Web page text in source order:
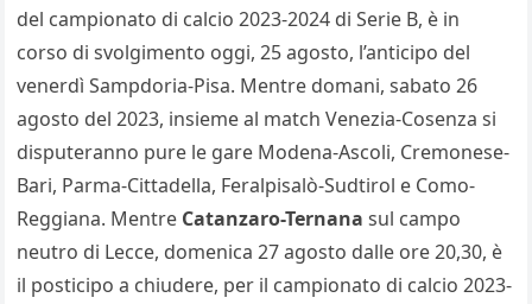
del campionato di calcio 2023-2024 di Serie B, è in
corso di svolgimento oggi, 25 agosto, l’anticipo del
venerdì Sampdoria-Pisa. Mentre domani, sabato 26
agosto del 2023, insieme al match Venezia-Cosenza si
disputeranno pure le gare Modena-Ascoli, Cremonese-
Bari, Parma-Cittadella, Feralpisalò-Sudtirol e Como-
Reggiana. Mentre Catanzaro-Ternana sul campo
neutro di Lecce, domenica 27 agosto dalle ore 20,30, è
il posticipo a chiudere, per il campionato di calcio 2023-